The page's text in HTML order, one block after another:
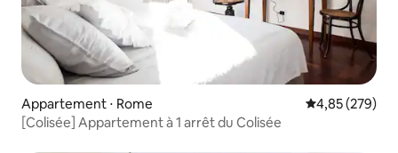
Appartement ⋅ Rome Évaluation
4,85 (279)
[Colisée] Appartement à 1 arrêt du Colisée